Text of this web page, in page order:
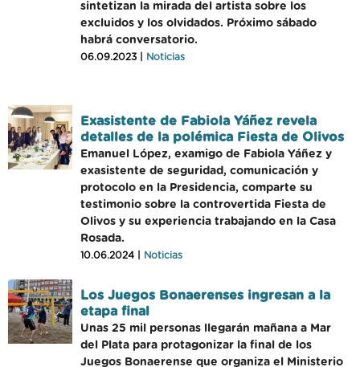
sintetizan la mirada del artista sobre los
excluidos y los olvidados. Próximo sábado
habrá conversatorio.
06.09.2023 | Noticias
Exasistente de Fabiola Yáñez revela
detalles de la polémica Fiesta de Olivos
Emanuel López, examigo de Fabiola Yáñez y
exasistente de seguridad, comunicación y
protocolo en la Presidencia, comparte su
testimonio sobre la controvertida Fiesta de
Olivos y su experiencia trabajando en la Casa
Rosada.
10.06.2024 | Noticias
Los Juegos Bonaerenses ingresan a la
etapa final
Unas 25 mil personas llegarán mañana a Mar
del Plata para protagonizar la final de los
Juegos Bonaerense que organiza el Ministerio